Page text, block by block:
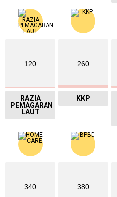
120
RAZIA
PEMAGARAN
LAUT
260
KKP
340 380